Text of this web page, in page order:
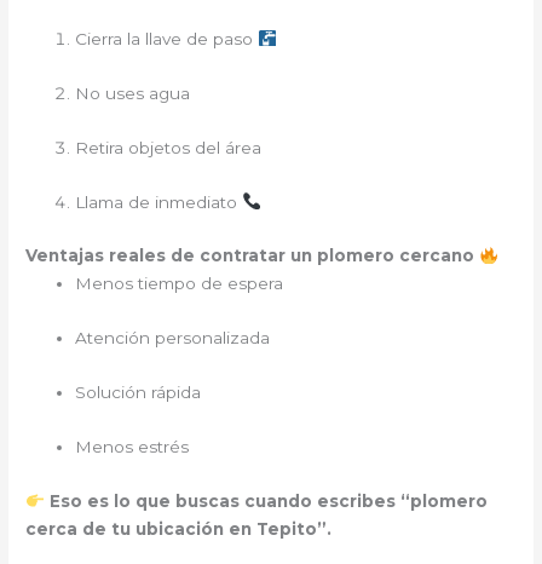
Cierra la llave de paso
No uses agua
Retira objetos del área
Llama de inmediato
Ventajas reales de contratar un plomero cercano
Menos tiempo de espera
Atención personalizada
Solución rápida
Menos estrés
Eso es lo que buscas cuando escribes “plomero
cerca de tu ubicación en Tepito”.